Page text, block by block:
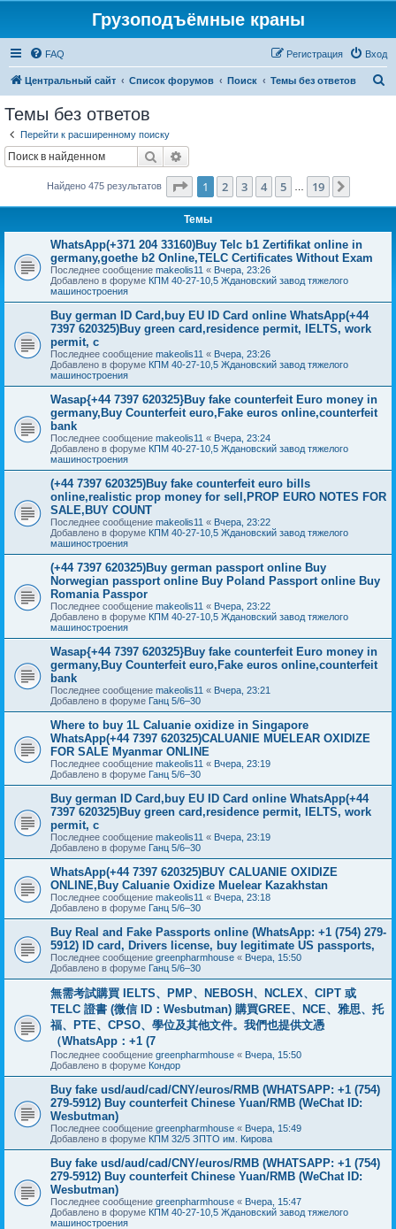
Грузоподъёмные краны
FAQ Вход
Регистрация
Центральный сайт Список форумов Поиск Темы без ответов
Темы без ответов
Перейти к расширенному поиску
Поиск
Найдено 475 результатов Страница из 19
1 2 3 4 5 19
Темы
WhatsApp(+371 204 33160)Buy Telc b1 Zertifikat online in
germany,goethe b2 Online,TELC Certificates Without Exam
Последнее сообщение makeolis11 « Вчера, 23:26
Добавлено в форуме КПМ 40-27-10,5 Ждановский завод тяжелого
машиностроения
Buy german ID Card,buy EU ID Card online WhatsApp(+44
7397 620325)Buy green card,residence permit, IELTS, work
permit, c
Последнее сообщение makeolis11 « Вчера, 23:26
Добавлено в форуме КПМ 40-27-10,5 Ждановский завод тяжелого
машиностроения
Wasap{+44 7397 620325}Buy fake counterfeit Euro money in
germany,Buy Counterfeit euro,Fake euros online,counterfeit
bank
Последнее сообщение makeolis11 « Вчера, 23:24
Добавлено в форуме КПМ 40-27-10,5 Ждановский завод тяжелого
машиностроения
(+44 7397 620325)Buy fake counterfeit euro bills
online,realistic prop money for sell,PROP EURO NOTES FOR
SALE,BUY COUNT
Последнее сообщение makeolis11 « Вчера, 23:22
Добавлено в форуме КПМ 40-27-10,5 Ждановский завод тяжелого
машиностроения
(+44 7397 620325)Buy german passport online Buy
Norwegian passport online Buy Poland Passport online Buy
Romania Passpor
Последнее сообщение makeolis11 « Вчера, 23:22
Добавлено в форуме КПМ 40-27-10,5 Ждановский завод тяжелого
машиностроения
Wasap{+44 7397 620325}Buy fake counterfeit Euro money in
germany,Buy Counterfeit euro,Fake euros online,counterfeit
bank
Последнее сообщение makeolis11 « Вчера, 23:21
Добавлено в форуме Ганц 5/6–30
Where to buy 1L Caluanie oxidize in Singapore
WhatsApp(+44 7397 620325)CALUANIE MUELEAR OXIDIZE
FOR SALE Myanmar ONLINE
Последнее сообщение makeolis11 « Вчера, 23:19
Добавлено в форуме Ганц 5/6–30
Buy german ID Card,buy EU ID Card online WhatsApp(+44
7397 620325)Buy green card,residence permit, IELTS, work
permit, c
Последнее сообщение makeolis11 « Вчера, 23:19
Добавлено в форуме Ганц 5/6–30
WhatsApp(+44 7397 620325)BUY CALUANIE OXIDIZE
ONLINE,Buy Caluanie Oxidize Muelear Kazakhstan
Последнее сообщение makeolis11 « Вчера, 23:18
Добавлено в форуме Ганц 5/6–30
Buy Real and Fake Passports online (WhatsApp: +1 (754) 279-
5912) ID card, Drivers license, buy legitimate US passports,
Последнее сообщение greenpharmhouse « Вчера, 15:50
Добавлено в форуме Ганц 5/6–30
無需考試購買 IELTS、PMP、NEBOSH、NCLEX、CIPT 或
TELC 證書 (微信 ID：Wesbutman) 購買GREE、NCE、雅思、托
福、PTE、CPSO、學位及其他文件。我們也提供文憑
（WhatsApp：+1 (7
Последнее сообщение greenpharmhouse « Вчера, 15:50
Добавлено в форуме Кондор
Buy fake usd/aud/cad/CNY/euros/RMB (WHATSAPP: +1 (754)
279-5912) Buy counterfeit Chinese Yuan/RMB (WeChat ID:
Wesbutman)
Последнее сообщение greenpharmhouse « Вчера, 15:49
Добавлено в форуме КПМ 32/5 ЗПТО им. Кирова
Buy fake usd/aud/cad/CNY/euros/RMB (WHATSAPP: +1 (754)
279-5912) Buy counterfeit Chinese Yuan/RMB (WeChat ID:
Wesbutman)
Последнее сообщение greenpharmhouse « Вчера, 15:47
Добавлено в форуме КПМ 40-27-10,5 Ждановский завод тяжелого
машиностроения